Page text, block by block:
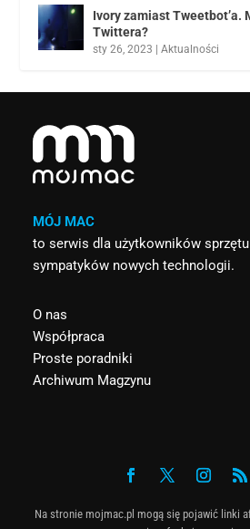
Ivory zamiast Tweetbot’a.
Twittera?
sty 26, 2023 |Aktualności
MÓJ MAC
to serwis dla użytkowników
sympatyków nowych technologii.
O nas
Współpraca
Proste poradniki
Archiwum Magzynu
Na stronie mojmac.pl mogą się pojawić linki